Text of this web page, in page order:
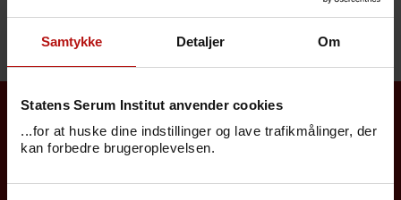
Samtykke Detaljer Om
Statens Serum Institut anvender cookies
...for at huske dine indstillinger og lave trafikmålinger, der
kan forbedre brugeroplevelsen.
Borgere
Det danske børnevaccinationsprogram